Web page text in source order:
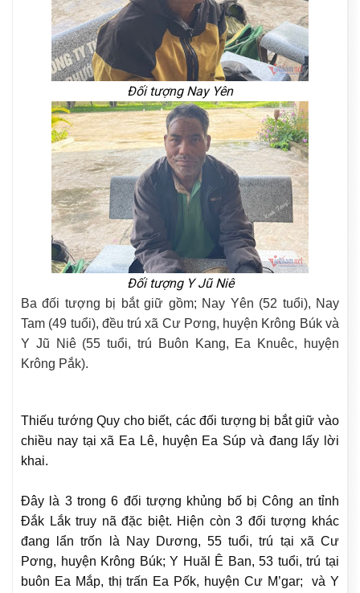
Đối tượng Nay Yên
Đối tượng Y Jũ Niê
Ba đối tượng bị bắt giữ gồm; Nay Yên (52 tuổi), Nay
Tam (49 tuổi), đều trú xã Cư Pơng, huyện Krông Búk và
Y Jũ Niê (55 tuổi, trú Buôn Kang, Ea Knuêc, huyện
Krông Pắk).
Thiếu tướng Quy cho biết, các đối tượng bị bắt giữ vào
chiều nay tại xã Ea Lê, huyện Ea Súp và đang lấy lời
khai.
Đây là 3 trong 6 đối tượng khủng bố bị Công an tỉnh
Đắk Lắk truy nã đặc biệt. Hiện còn 3 đối tượng khác
đang lẩn trốn là Nay Dương, 55 tuổi, trú tại xã Cư
Pơng, huyện Krông Búk; Y Huăl Ê Ban, 53 tuổi, trú tại
buôn Ea Mắp, thị trấn Ea Pốk, huyện Cư M’gar; và Y